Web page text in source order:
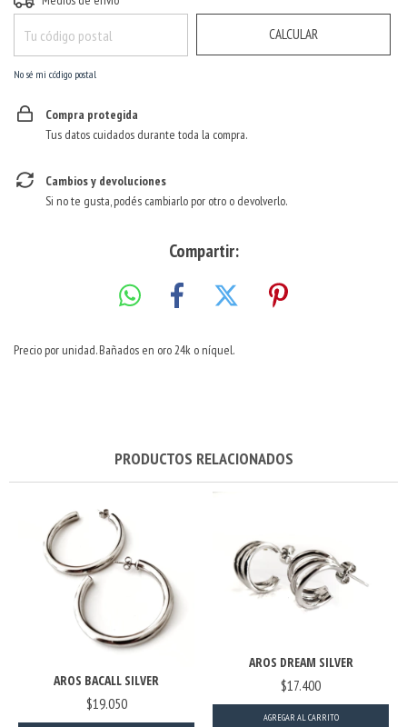
CALCULAR
No sé mi código postal
Compra protegida
Tus datos cuidados durante toda la compra.
Cambios y devoluciones
Si no te gusta, podés cambiarlo por otro o devolverlo.
Compartir:
Precio por unidad. Bañados en oro 24k o níquel.
PRODUCTOS RELACIONADOS
AROS BACALL SILVER
$19.050
AROS DREAM SILVER
$17.400